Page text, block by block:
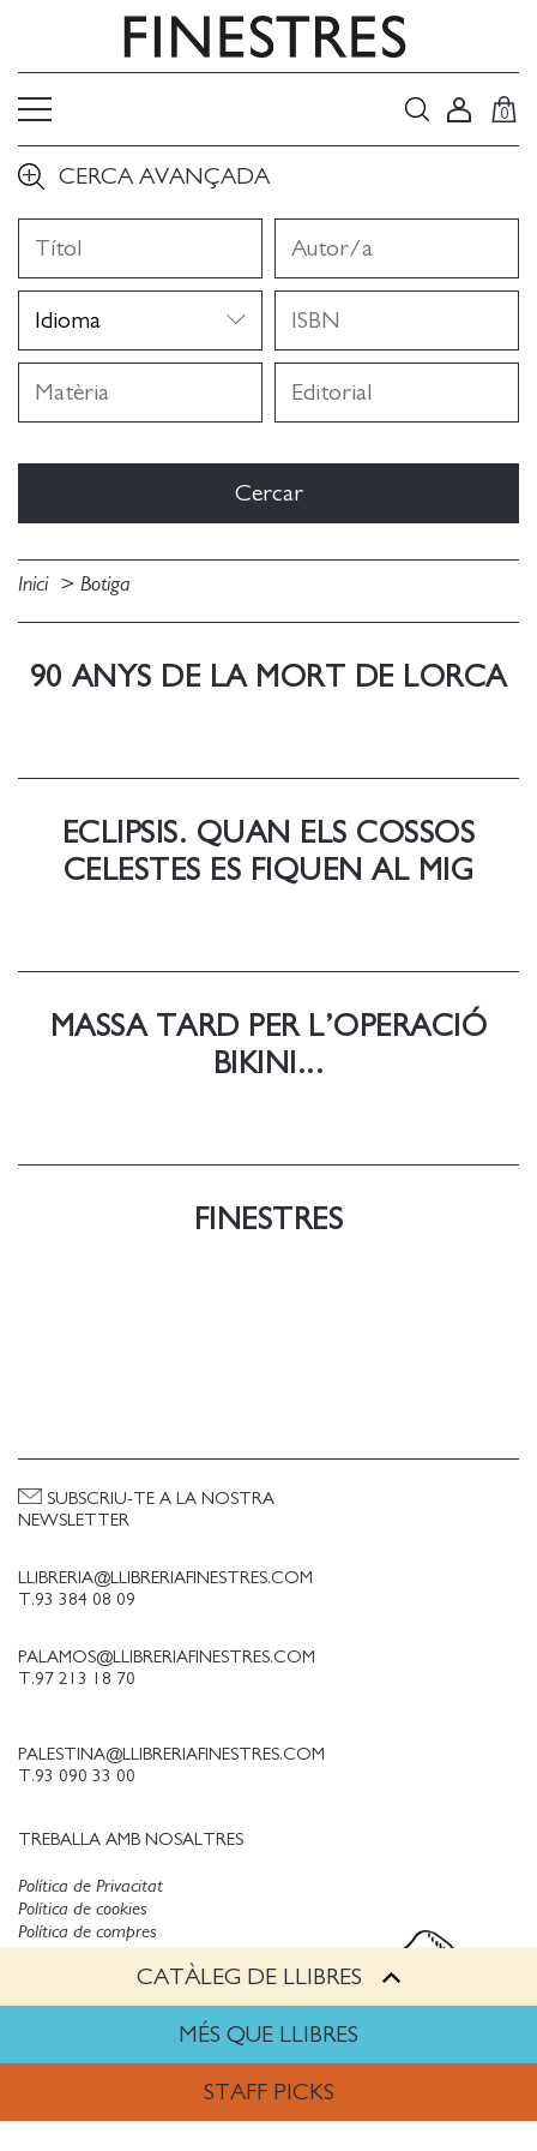
0
CERCA AVANÇADA
Inici Botiga
CATÀLEG DE LLIBRES
MÉS QUE LLIBRES
STAFF PICKS
90 ANYS DE LA MORT DE LORCA
ECLIPSIS. QUAN ELS COSSOS
CELESTES ES FIQUEN AL MIG
MASSA TARD PER L’OPERACIÓ
BIKINI...
FINESTRES
LLIBRERIA@LLIBRERIAFINESTRES.COM
T.93 384 08 09
PALAMOS@LLIBRERIAFINESTRES.COM
T.97 213 18 70
PALESTINA@LLIBRERIAFINESTRES.COM
T.93 090 33 00
TREBALLA AMB NOSALTRES
SUBSCRIU-TE A LA NOSTRA
NEWSLETTER
Política de Privacitat
Política de cookies
Avís legal
Política de compres
Copyright © Finestres